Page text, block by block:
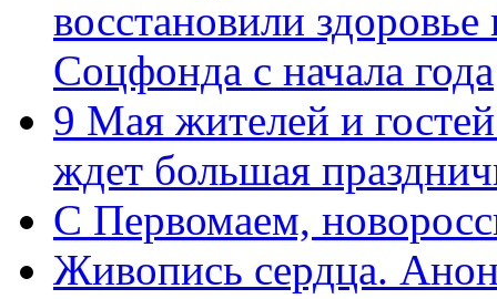
восстановили
Соцфонда с начала года
9 Мая жителей и
ждет большая
C Первомаем,
Живопись сердца.